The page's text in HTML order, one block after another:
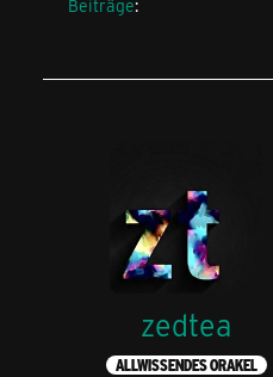
Beiträge
zedtea
ALLWISSENDES ORAKEL